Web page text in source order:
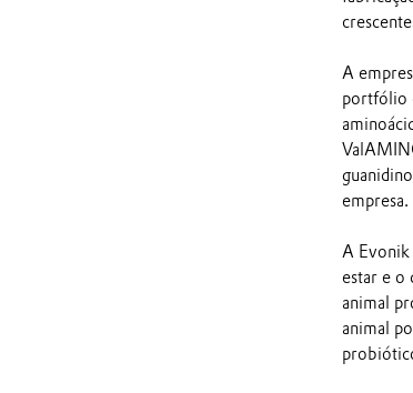
A
portfólio
empresa.
A Evonik
estar e o
animal
animal